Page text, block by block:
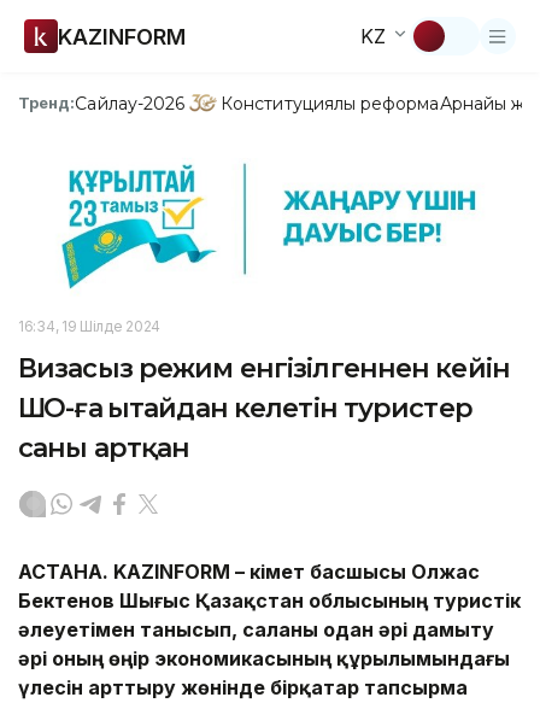
KAZINFORM KZ
Тренд:Сайлау-2026 Конституциялық реформаАрнайы
16:34, 19 Шілде 2024
Визасыз режим енгізілгеннен кейін
ШҚО-ға Қытайдан келетін туристер
саны артқан
АСТАНА. KAZINFORM – Үкімет басшысы Олжас
Бектенов Шығыс Қазақстан облысының туристік
әлеуетімен танысып, саланы одан әрі дамыту
әрі оның өңір экономикасының құрылымындағы
үлесін арттыру жөнінде бірқатар тапсырма